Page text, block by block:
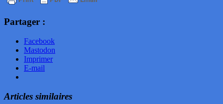
Partager :
Facebook
Mastodon
Imprimer
E-mail
Articles similaires